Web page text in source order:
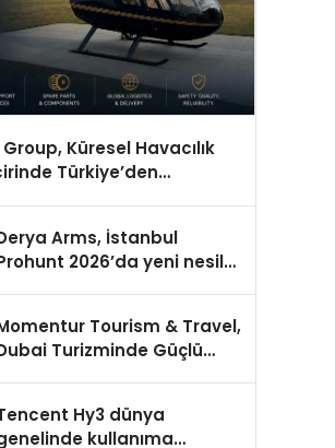
Küresel Havacılık
Türkiye’den
Arms, İstanbul
2026’da yeni nesil
Tourism & Travel,
Turizminde Güçlü
Hy3 dünya
kullanıma